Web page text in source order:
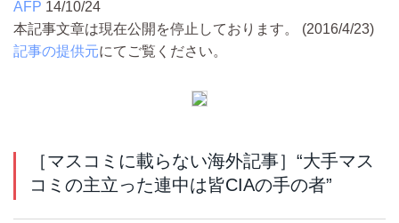
AFP 14/10/24
本記事文章は現在公開を停止しております。 (2016/4/23)
記事の提供元にてご覧ください。
［マスコミに載らない海外記事］“大手マス
コミの主立った連中は皆CIAの手の者”